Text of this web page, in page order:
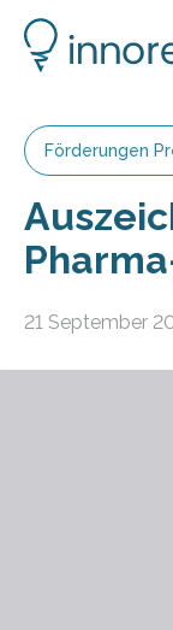
Förderungen
21 September